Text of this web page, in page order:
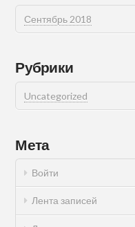
Сентябрь 2018
Рубрики
Uncategorized
Мета
Войти
Лента записей